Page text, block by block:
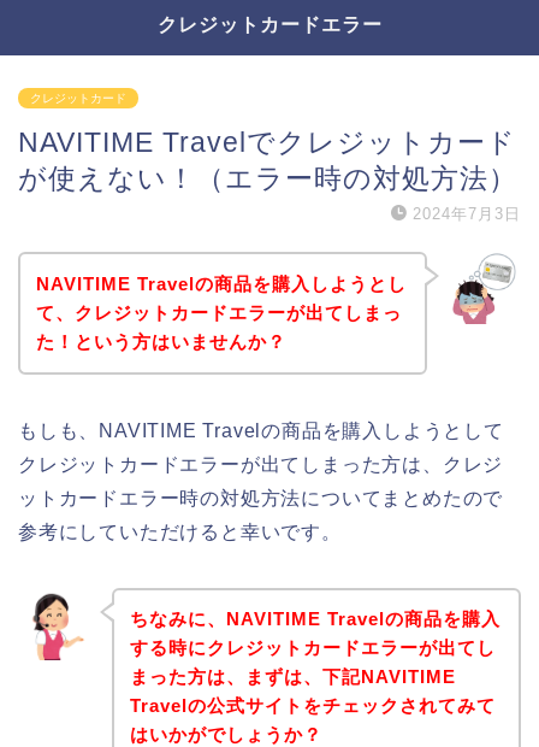
クレジットカードエラー
クレジットカード
NAVITIME Travelでクレジットカード
が使えない！（エラー時の対処方法）
2024年7月3日
NAVITIME Travelの商品を購入しようとし
て、クレジットカードエラーが出てしまっ
た！という方はいませんか？
もしも、NAVITIME Travelの商品を購入しようとして
クレジットカードエラーが出てしまった方は、クレジ
ットカードエラー時の対処方法についてまとめたので
参考にしていただけると幸いです。
ちなみに、NAVITIME Travelの商品を購入
する時にクレジットカードエラーが出てし
まった方は、まずは、下記NAVITIME
Travelの公式サイトをチェックされてみて
はいかがでしょうか？